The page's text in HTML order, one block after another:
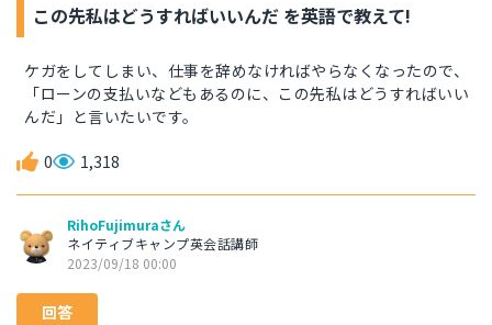
この先私はどうすればいいんだ を英語で教えて!
ケガをしてしまい、仕事を辞めなければやらなくなったので、
「ローンの支払いなどもあるのに、この先私はどうすればいい
んだ」と言いたいです。
0 1,318
RihoFujimuraさん
ネイティブキャンプ英会話講師
2023/09/18 00:00
回答